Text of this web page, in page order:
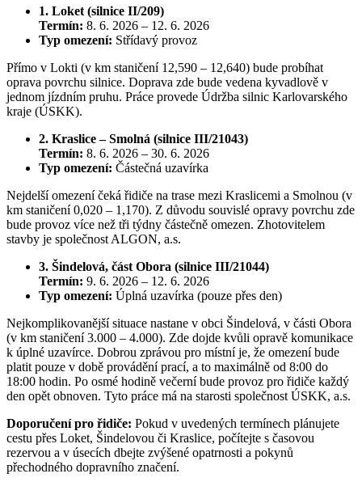
1. Loket (silnice II/209)
Termín: 8. 6. 2026 – 12. 6. 2026
Typ omezení: Střídavý provoz
Přímo v Lokti (v km staničení 12,590 – 12,640) bude probíhat
oprava povrchu silnice. Doprava zde bude vedena kyvadlově v
jednom jízdním pruhu. Práce provede Údržba silnic Karlovarského
kraje (ÚSKK).
2. Kraslice – Smolná (silnice III/21043)
Termín: 8. 6. 2026 – 30. 6. 2026
Typ omezení: Částečná uzavírka
Nejdelší omezení čeká řidiče na trase mezi Kraslicemi a Smolnou (v
km staničení 0,020 – 1,170). Z důvodu souvislé opravy povrchu zde
bude provoz více než tři týdny částečně omezen. Zhotovitelem
stavby je společnost ALGON, a.s.
3. Šindelová, část Obora (silnice III/21044)
Termín: 9. 6. 2026 – 12. 6. 2026
Typ omezení: Úplná uzavírka (pouze přes den)
Nejkomplikovanější situace nastane v obci Šindelová, v části Obora
(v km staničení 3.000 – 4.000). Zde dojde kvůli opravě komunikace
k úplné uzavírce. Dobrou zprávou pro místní je, že omezení bude
platit pouze v době provádění prací, a to maximálně od 8:00 do
18:00 hodin. Po osmé hodině večerní bude provoz pro řidiče každý
den opět obnoven. Tyto práce má na starosti společnost ÚSKK, a.s.
Doporučení pro řidiče: Pokud v uvedených termínech plánujete
cestu přes Loket, Šindelovou či Kraslice, počítejte s časovou
rezervou a v úsecích dbejte zvýšené opatrnosti a pokynů
přechodného dopravního značení.